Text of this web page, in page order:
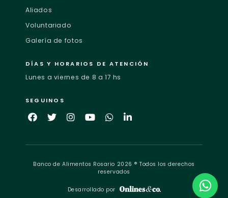
Aliados
Voluntariado
Galería de fotos
DÍAS Y HORARIOS DE ATENCIÓN
Lunes a viernes de 8 a 17 hs
SEGUINOS
Banco de Alimentos Rosario 2026 ® Todos los derechos
reservados
Desarrollado por